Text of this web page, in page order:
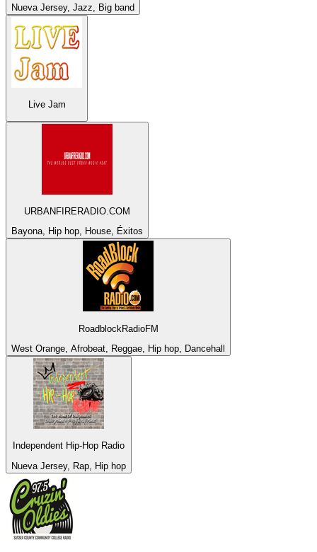
Nueva Jersey, Jazz, Big band
Live Jam
URBANFIRERADIO.COM
Bayona, Hip hop, House, Éxitos
RoadblockRadioFM
West Orange, Afrobeat, Reggae, Hip hop, Dancehall
Independent Hip-Hop Radio
Nueva Jersey, Rap, Hip hop